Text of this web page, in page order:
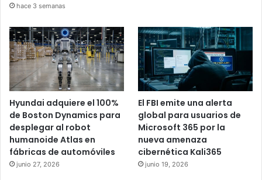
hace 3 semanas
Hyundai adquiere el 100%
de Boston Dynamics para
desplegar al robot
humanoide Atlas en
fábricas de automóviles
junio 27, 2026
El FBI emite una alerta
global para usuarios de
Microsoft 365 por la
nueva amenaza
cibernética Kali365
junio 19, 2026